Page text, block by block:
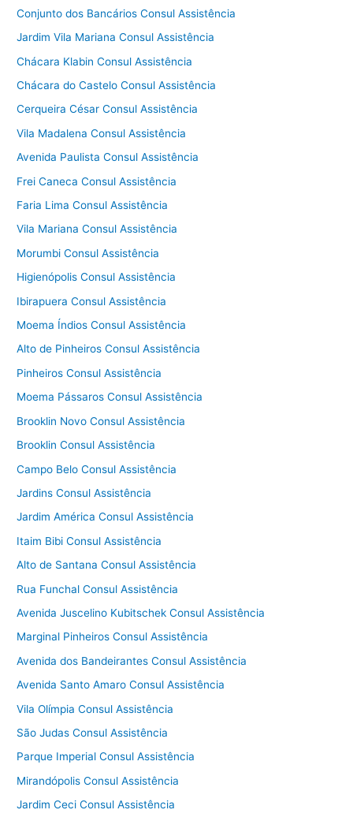
Conjunto dos Bancários Consul Assistência
Jardim Vila Mariana Consul Assistência
Chácara Klabin Consul Assistência
Chácara do Castelo Consul Assistência
Cerqueira César Consul Assistência
Vila Madalena Consul Assistência
Avenida Paulista Consul Assistência
Frei Caneca Consul Assistência
Faria Lima Consul Assistência
Vila Mariana Consul Assistência
Morumbi Consul Assistência
Higienópolis Consul Assistência
Ibirapuera Consul Assistência
Moema Índios Consul Assistência
Alto de Pinheiros Consul Assistência
Pinheiros Consul Assistência
Moema Pássaros Consul Assistência
Brooklin Novo Consul Assistência
Brooklin Consul Assistência
Campo Belo Consul Assistência
Jardins Consul Assistência
Jardim América Consul Assistência
Itaim Bibi Consul Assistência
Alto de Santana Consul Assistência
Rua Funchal Consul Assistência
Avenida Juscelino Kubitschek Consul Assistência
Marginal Pinheiros Consul Assistência
Avenida dos Bandeirantes Consul Assistência
Avenida Santo Amaro Consul Assistência
Vila Olímpia Consul Assistência
São Judas Consul Assistência
Parque Imperial Consul Assistência
Mirandópolis Consul Assistência
Jardim Ceci Consul Assistência